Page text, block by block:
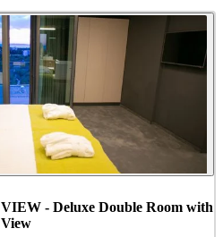
- Deluxe Double Room with